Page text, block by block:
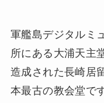
軍艦島デジタルミ
所にある大浦天主
造成された長崎居
本最古の教会堂で